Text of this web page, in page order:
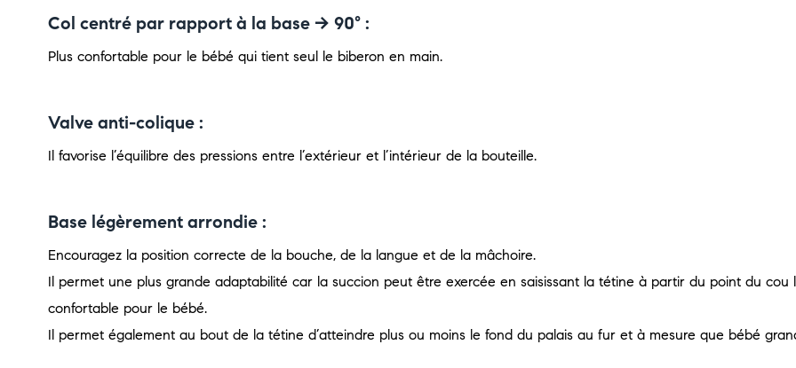
Col centré par rapport à la base -> 90° :
Plus confortable pour le bébé qui tient seul le biberon en main.
Valve anti-colique :
Il favorise l’équilibre des pressions entre l’extérieur et l’intérieur de la bouteille.
Base légèrement arrondie :
Encouragez la position correcte de la bouche, de la langue et de la mâchoire.
Il permet une plus grande adaptabilité car la succion peut être exercée en saisissant la tétine à partir du point du cou
confortable pour le bébé.
Il permet également au bout de la tétine d’atteindre plus ou moins le fond du palais au fur et à mesure que bébé